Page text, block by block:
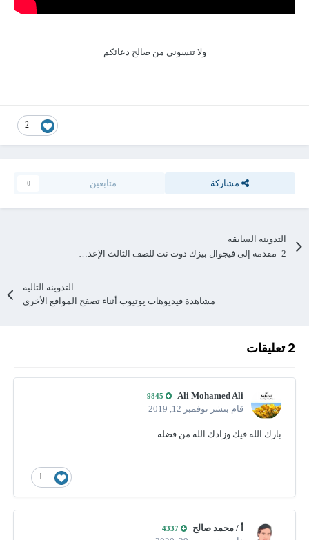
ولا تنسوني من صالح دعائكم
2
مشاركة متابعين 0
التدوينه السابقه
التدوينه التاليه
مشاهدة فيديوهات يوتيوب أثناء تصفح المواقع الأخرى
2 تعليقات
Ali Mohamed Ali
قام بنشر نوفمبر 12, 2019
بارك الله فيك وزادك الله من فضله
1
أ / محمد صالح